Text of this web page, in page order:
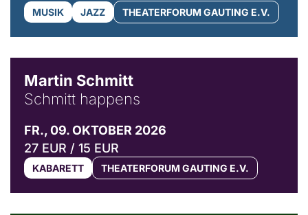
MUSIK JAZZ THEATERFORUM GAUTING E.V.
Martin Schmitt
Schmitt happens
FR., 09. OKTOBER 2026
27 EUR / 15 EUR
KABARETT THEATERFORUM GAUTING E.V.